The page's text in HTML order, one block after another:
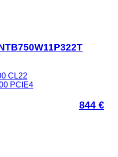
CL22
PCIE4
844 €